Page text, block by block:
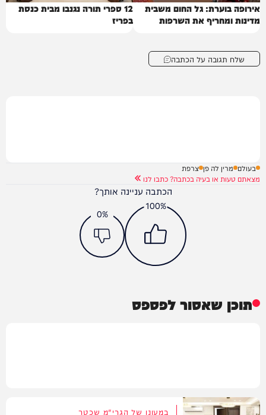
אירופה בוערת: גל החום משבית
מדינות ומחריף את השרפות
12 ספרי תורה נגנבו מבית כנסת
בפריז
שלח תגובה על הכתבה
בעולם מרין לה פן צרפת
מצאתם טעות או בעיה בכתבה? כתבו לנו
הכתבה עניינה אותך?
100%
0%
תוכן שאסור לפספס
במעונו של הגרי"מ שכטר